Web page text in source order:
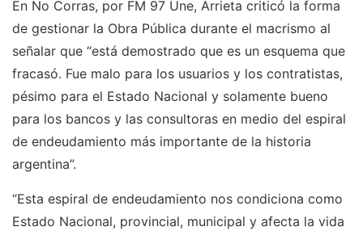
En No Corras, por FM 97 Une, Arrieta criticó la forma
de gestionar la Obra Pública durante el macrismo al
señalar que “está demostrado que es un esquema que
fracasó. Fue malo para los usuarios y los contratistas,
pésimo para el Estado Nacional y solamente bueno
para los bancos y las consultoras en medio del espiral
de endeudamiento más importante de la historia
argentina”.
“Esta espiral de endeudamiento nos condiciona como
Estado Nacional, provincial, municipal y afecta la vida